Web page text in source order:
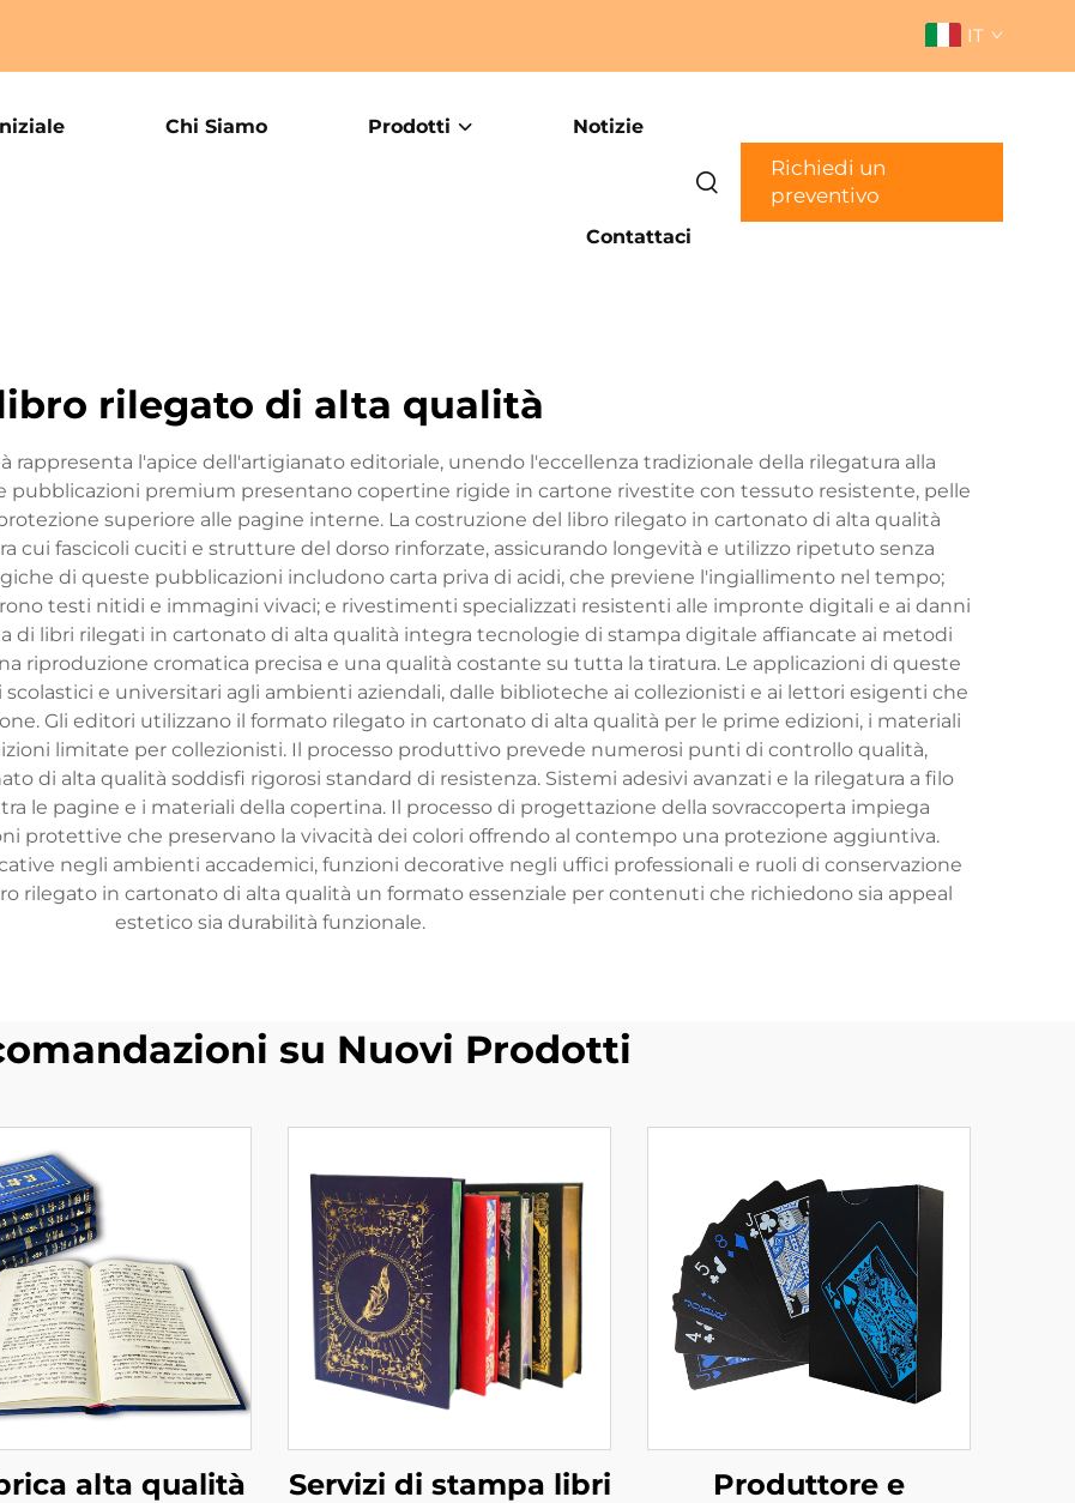
IT
Chi Siamo Prodotti Notizie
Contattaci
Richiedi un
preventivo
rilegato di alta qualità
l'apice dell'artigianato editoriale, unendo l'eccellenza tradizionale della rilegatura alla
pubblicazioni premium presentano copertine rigide in cartone rivestite con tessuto resistente, pelle
superiore alle pagine interne. La costruzione del libro rilegato in cartonato di alta qualità
cui fascicoli cuciti e strutture del dorso rinforzate, assicurando longevità e utilizzo ripetuto senza
di queste pubblicazioni includono carta priva di acidi, che previene l'ingiallimento nel tempo;
testi nitidi e immagini vivaci; e rivestimenti specializzati resistenti alle impronte digitali e ai danni
di libri rilegati in cartonato di alta qualità integra tecnologie di stampa digitale affiancate ai metodi
riproduzione cromatica precisa e una qualità costante su tutta la tiratura. Le applicazioni di queste
e universitari agli ambienti aziendali, dalle biblioteche ai collezionisti e ai lettori esigenti che
Gli editori utilizzano il formato rilegato in cartonato di alta qualità per le prime edizioni, i materiali
limitate per collezionisti. Il processo produttivo prevede numerosi punti di controllo qualità,
di alta qualità soddisfi rigorosi standard di resistenza. Sistemi adesivi avanzati e la rilegatura a filo
le pagine e i materiali della copertina. Il processo di progettazione della sovraccoperta impiega
protettive che preservano la vivacità dei colori offrendo al contempo una protezione aggiuntiva.
negli ambienti accademici, funzioni decorative negli uffici professionali e ruoli di conservazione
rilegato in cartonato di alta qualità un formato essenziale per contenuti che richiedono sia appeal
estetico sia durabilità funzionale.
su Nuovi Prodotti
alta qualità
Servizi di stampa libri
Produttore e